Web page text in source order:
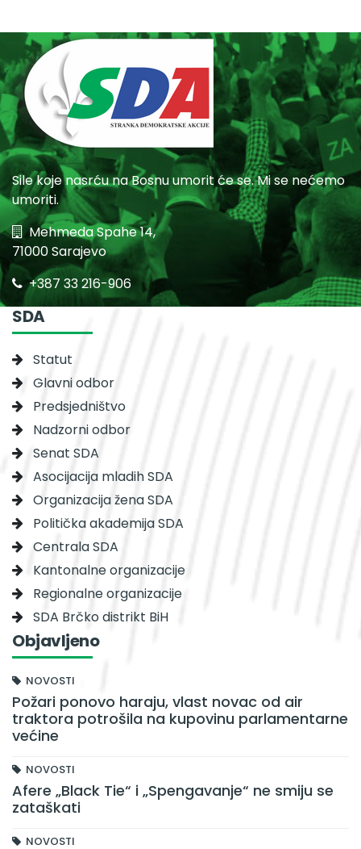
Sile koje nasrću na Bosnu umorit će se. Mi se nećemo
umoriti.
Mehmeda Spahe 14,
71000 Sarajevo
+387 33 216-906
SDA
Statut
Glavni odbor
Predsjedništvo
Nadzorni odbor
Senat SDA
Asocijacija mladih SDA
Organizacija žena SDA
Politička akademija SDA
Centrala SDA
Kantonalne organizacije
Regionalne organizacije
SDA Brčko distrikt BiH
Objavljeno
NOVOSTI
Požari ponovo haraju, vlast novac od air
traktora potrošila na kupovinu parlamentarne
većine
NOVOSTI
Afere „Black Tie“ i „Spengavanje“ ne smiju se
zataškati
NOVOSTI